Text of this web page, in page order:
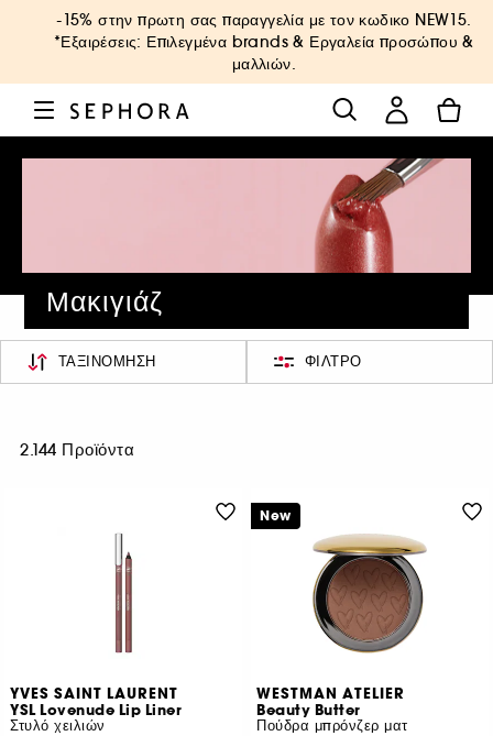
-15% στην πρωτη σας παραγγελία με τον κωδικο NEW15.
*Εξαιρέσεις: Επιλεγμένα brands & Εργαλεία προσώπου &
μαλλιών.
Μακιγιάζ
ΤΑΞΙΝΌΜΗΣΗ ΦΊΛΤΡΟ
2.144 Προϊόντα
YVES SAINT LAURENT
YSL Lovenude Lip Liner
Στυλό χειλιών
WESTMAN ATELIER
Beauty Butter
Πούδρα μπρόνζερ ματ
New